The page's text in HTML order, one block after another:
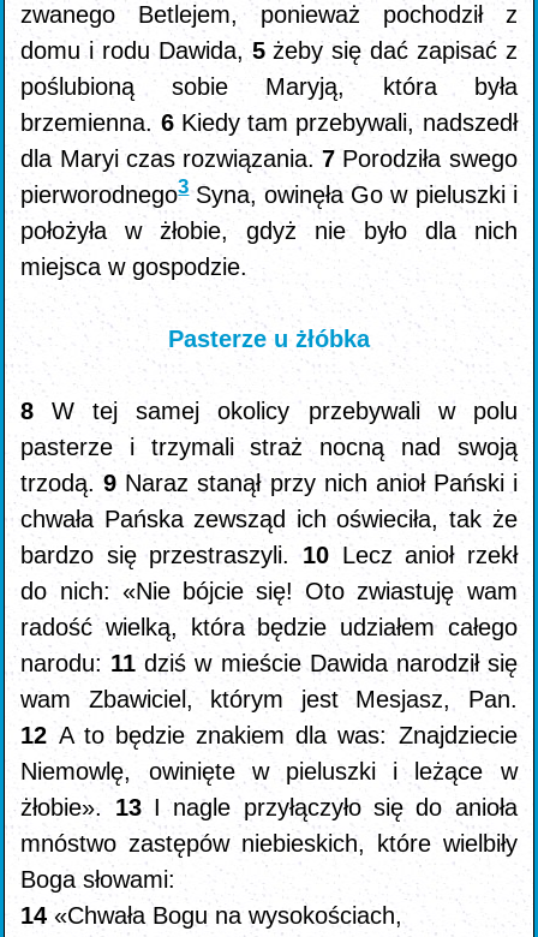
zwanego Betlejem, ponieważ pochodził z
domu i rodu Dawida, 5 żeby się dać zapisać z
poślubioną sobie Maryją, która była
brzemienna. 6 Kiedy tam przebywali, nadszedł
dla Maryi czas rozwiązania.7 Porodziła swego
pierworodnego3Syna, owinęła Go w pieluszki i
położyła w żłobie, gdyż nie było dla nich
miejsca w gospodzie.
Pasterze u żłóbka
8W tej samej okolicy przebywali w polu
pasterze i trzymali straż nocną nad swoją
trzodą.9 Naraz stanął przy nich anioł Pański i
chwała Pańska zewsząd ich oświeciła, tak że
bardzo się przestraszyli.10 Lecz anioł rzekł
do nich: «Nie bójcie się! Oto zwiastuję wam
radość wielką, która będzie udziałem całego
narodu: 11dziś w mieście Dawida narodził się
wam Zbawiciel, którym jest Mesjasz, Pan.
12 A to będzie znakiem dla was: Znajdziecie
Niemowlę, owinięte w pieluszki i leżące w
żłobie». 13 I nagle przyłączyło się do anioła
mnóstwo zastępów niebieskich, które wielbiły
Boga słowami:
14 «Chwała Bogu na wysokościach,